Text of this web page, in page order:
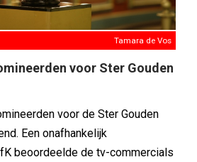
Tamara de Vos
voor Ster Gouden
voor de Ster Gouden
Een onafhankelijk
beoordeelde de tv-commercials